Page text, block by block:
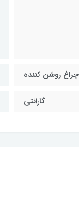
چراغ روشن کننده
گارانتی